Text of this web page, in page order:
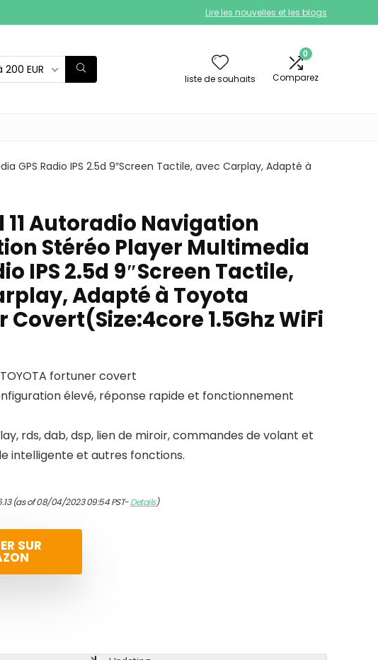
Lire les nouvelles et les blogs
200 EUR
liste de souhaits
0
Comparez
GPS Radio IPS 2.5d 9″Screen Tactile, avec Carplay, Adapté à
Autoradio Navigation
Stéréo Player Multimedia
IPS 2.5d 9″Screen Tactile,
Adapté à Toyota
1.5Ghz WiFi
fortuner covert
élevé, réponse rapide et fonctionnement
rds, dab, dsp, lien de miroir, commandes de volant et
intelligente et autres fonctions.
(as of 08/04/2023 09:54 PST-Details)
SUR